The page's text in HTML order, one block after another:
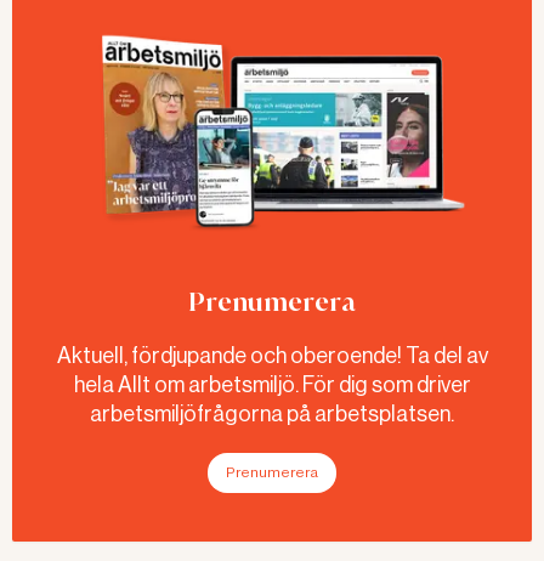
Prenumerera
Aktuell, fördjupande och oberoende! Ta del av
hela Allt om arbetsmiljö. För dig som driver
arbetsmiljöfrågorna på arbetsplatsen.
Prenumerera